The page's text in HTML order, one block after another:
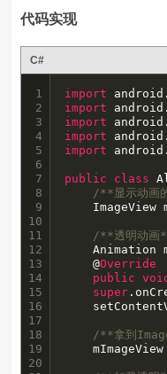
代码实现
C#
1
2
3
4
5
6
7
8
9
10
11
12
13
14
15
16
17
18
19
20
import
import
import
import
import
public class
/**显示动画
ImageView
/**透明动
Animation
    @
Override
public
super
/**拿到
	mImageView = (ImageView)findViewById(R.id.imageView);